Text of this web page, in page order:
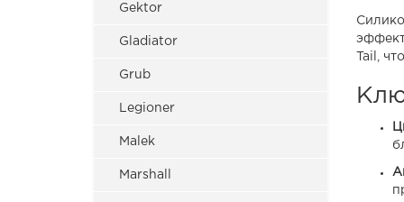
Gektor
Gladiator
Grub
Legioner
Malek
Marshall
Tail,